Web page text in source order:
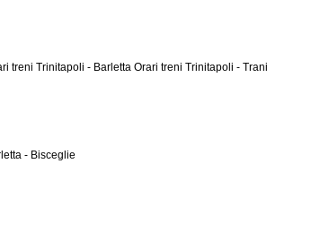
treni Trinitapoli - Barletta Orari treni Trinitapoli - Trani
- Bisceglie